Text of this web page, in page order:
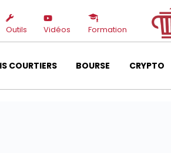
Outils Vidéos Formation
COURTIERS BOURSE CRYPTO